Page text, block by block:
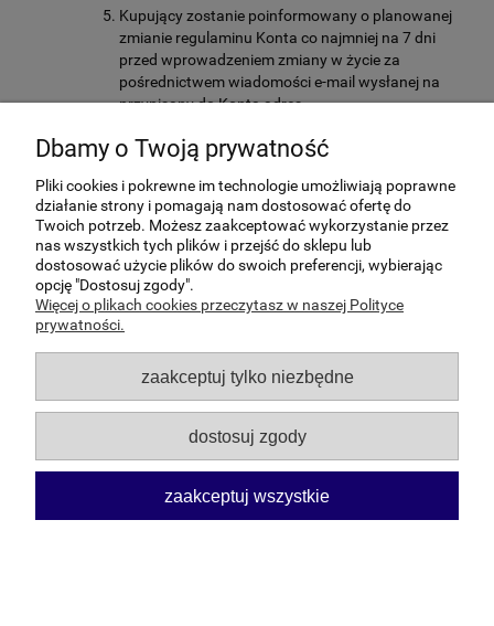
Kupujący zostanie poinformowany o planowanej
zmianie regulaminu Konta co najmniej na 7 dni
przed wprowadzeniem zmiany w życie za
pośrednictwem wiadomości e-mail wysłanej na
przypisany do Konta adres.
dla planowanej zmiany, powinien poinformować o
wiadomości na adres e-mail Sprzedawcy
strzemiona@strzemiona24.pl, czego skutkiem
będzie rozwiązanie umowy w zakresie
prowadzenia Konta z chwilą wejścia w życie
planowanej zmiany lub wcześniej, jeśli Kupujący
zgłosi takie żądanie.
W sytuacji gdy Kupujący nie wyrazi sprzeciwu dla
przyjmuje się, że akceptuje ją, co nie stanowi
żadnej przeszkody do rozwiązania umowy w
przyszłości.
W przypadku ewentualnego sporu z Kupującym
niebędącym Kupującym uprzywilejowanym,
siedziby Sprzedawcy.
Dbamy o Twoją prywatność
Pliki cookies i pokrewne im technologie umożliwiają poprawne
działanie strony i pomagają nam dostosować ofertę do
Twoich potrzeb. Możesz zaakceptować wykorzystanie przez
nas wszystkich tych plików i przejść do sklepu lub
dostosować użycie plików do swoich preferencji, wybierając
opcję "Dostosuj zgody".
Więcej o plikach cookies przeczytasz w naszej Polityce
prywatności.
zaakceptuj tylko niezbędne
dostosuj zgody
zaakceptuj wszystkie